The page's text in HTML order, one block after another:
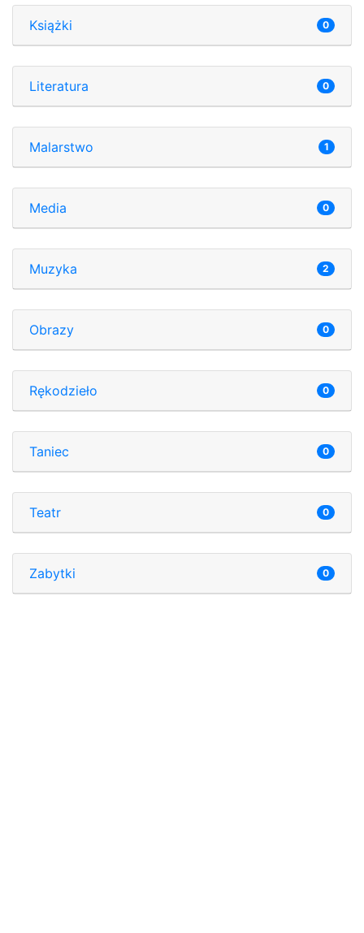
Książki 0
Literatura 0
Malarstwo 1
Media 0
Muzyka 2
Obrazy 0
Rękodzieło 0
Taniec 0
Teatr 0
Zabytki 0